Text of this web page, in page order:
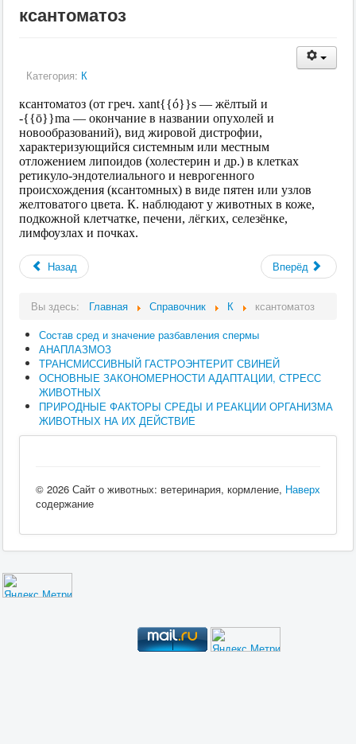
ксантоматоз
Категория: К
ксантоматоз (от греч. xant{{ó}}s — жёлтый и
‑{{ō}}ma — окончание в названии опухолей и
новообразований), вид жировой дистрофии,
характеризующийся системным или местным
отложением липоидов (холестерин и др.) в клетках
ретикуло-эндотелиального и неврогенного
происхождения (ксантомных) в виде пятен или узлов
желтоватого цвета. К. наблюдают у животных в коже,
подкожной клетчатке, печени, лёгких, селезёнке,
лимфоузлах и почках.
Назад Вперёд
Вы здесь: Главная Справочник К
ксантоматоз
Состав сред и значение разбавления спермы
АНАПЛАЗМОЗ
ТРАНСМИССИВНЫЙ ГАСТРОЭНТЕРИТ СВИНЕЙ
ОСНОВНЫЕ ЗАКОНОМЕРНОСТИ АДАПТАЦИИ, СТРЕСС
ЖИВОТНЫХ
ПРИРОДНЫЕ ФАКТОРЫ СРЕДЫ И РЕАКЦИИ ОРГАНИЗМА
ЖИВОТНЫХ НА ИХ ДЕЙСТВИЕ
Наверх
© 2026 Сайт о животных: ветеринария, кормление,
содержание